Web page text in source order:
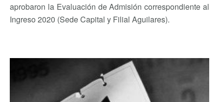
aprobaron la Evaluación de Admisión correspondiente al
Ingreso 2020 (Sede Capital y Filial Aguilares).